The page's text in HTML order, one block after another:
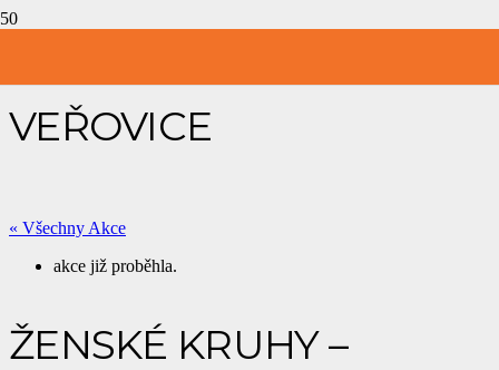
VEŘOVICE
« Všechny Akce
akce již proběhla.
ŽENSKÉ KRUHY –